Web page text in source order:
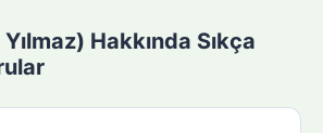
Hakkında Sıkça